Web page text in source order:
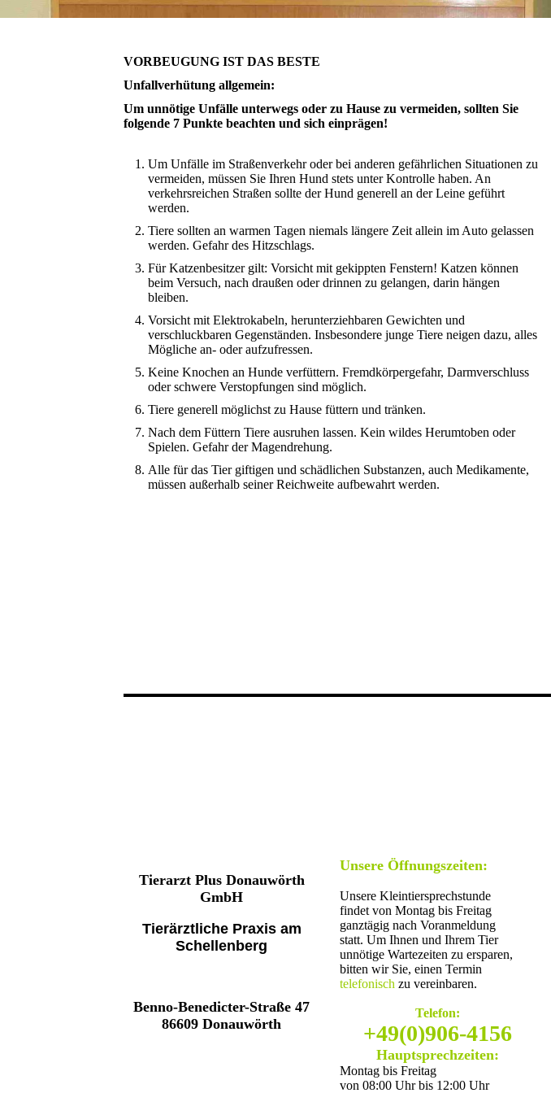
VORBEUGUNG IST DAS BESTE
Unfallverhütung allgemein:
Um unnötige Unfälle unterwegs oder zu Hause zu vermeiden, sollten Sie
folgende 7 Punkte beachten und sich einprägen!
Um Unfälle im Straßenverkehr oder bei anderen gefährlichen Situationen zu
vermeiden, müssen Sie Ihren Hund stets unter Kontrolle haben. An
verkehrsreichen Straßen sollte der Hund generell an der Leine geführt
werden.
Tiere sollten an warmen Tagen niemals längere Zeit allein im Auto gelassen
werden. Gefahr des Hitzschlags.
Für Katzenbesitzer gilt: Vorsicht mit gekippten Fenstern! Katzen können
beim Versuch, nach draußen oder drinnen zu gelangen, darin hängen
bleiben.
Vorsicht mit Elektrokabeln, herunterziehbaren Gewichten und
verschluckbaren Gegenständen. Insbesondere junge Tiere neigen dazu, alles
Mögliche an- oder aufzufressen.
Keine Knochen an Hunde verfüttern. Fremdkörpergefahr, Darmverschluss
oder schwere Verstopfungen sind möglich.
Tiere generell möglichst zu Hause füttern und tränken.
Nach dem Füttern Tiere ausruhen lassen. Kein wildes Herumtoben oder
Spielen. Gefahr der Magendrehung.
Alle für das Tier giftigen und schädlichen Substanzen, auch Medikamente,
müssen außerhalb seiner Reichweite aufbewahrt werden.
Tierarzt Plus Donauwörth
GmbH
Tierärztliche Praxis am
Schellenberg
Benno-Benedicter-Straße 47
86609 Donauwörth
Unsere Öffnungszeiten:
Unsere Kleintiersprechstunde
findet von Montag bis Freitag
ganztägig nach Voranmeldung
statt. Um Ihnen und Ihrem Tier
unnötige Wartezeiten zu ersparen,
bitten wir Sie, einen Termin
telefonischzu vereinbaren.
Telefon:
+49(0)906-4156
Hauptsprechzeiten:
Montag bis Freitag
von 08:00 Uhr bis 12:00 Uhr